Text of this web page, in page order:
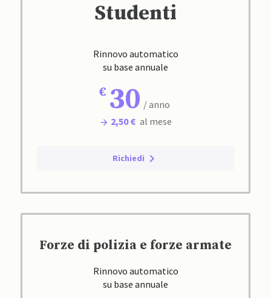
Studenti
Rinnovo automatico
su base annuale
30 / anno
2,50 € al mese
Richiedi
Forze di polizia e forze armate
Rinnovo automatico
su base annuale